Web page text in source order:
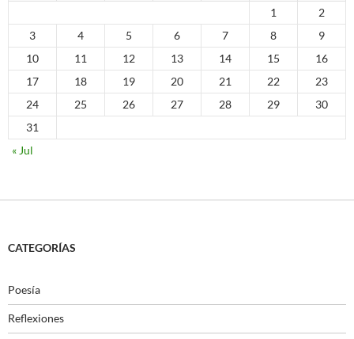
1
2
3
4 5 6 7 8
9
10
11 12 13 14 15
16
17
18 19 20 21 22
23
24
25 26 27 28 29
30
31
« Jul
CATEGORÍAS
Poesía
Reflexiones